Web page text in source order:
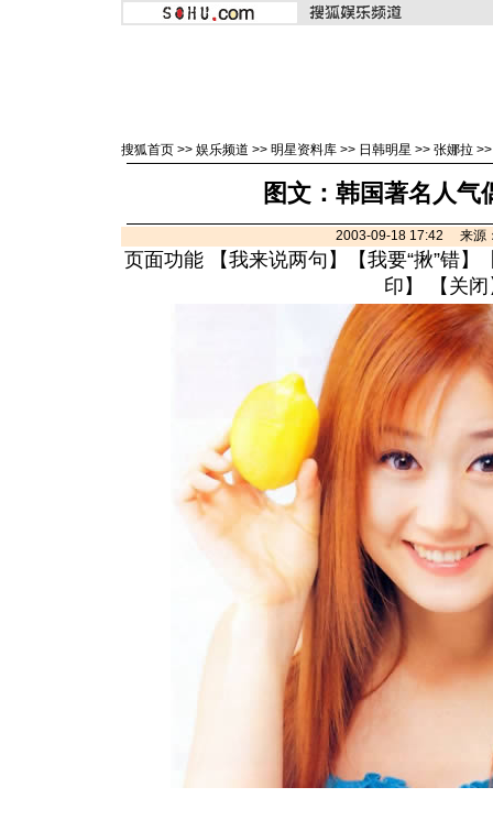
搜狐首页 >> 娱乐频道 >> 明星资料库 >> 日韩明星 >> 张娜拉
图文：韩国著名人气
2003-09-18 17:42 来源
页面功能 【我来说两句 】【我要“揪”错】
印 】 【 关闭